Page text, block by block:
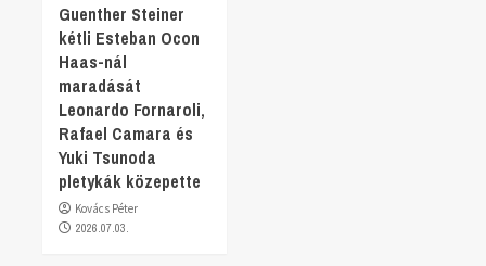
Guenther Steiner
kétli Esteban Ocon
Haas-nál
maradását
Leonardo Fornaroli,
Rafael Camara és
Yuki Tsunoda
pletykák közepette
Kovács Péter
2026.07.03.